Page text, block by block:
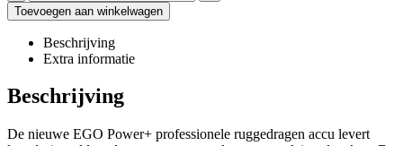
Toevoegen aan winkelwagen
Beschrijving
Extra informatie
Beschrijving
De nieuwe EGO Power+ professionele ruggedragen accu levert